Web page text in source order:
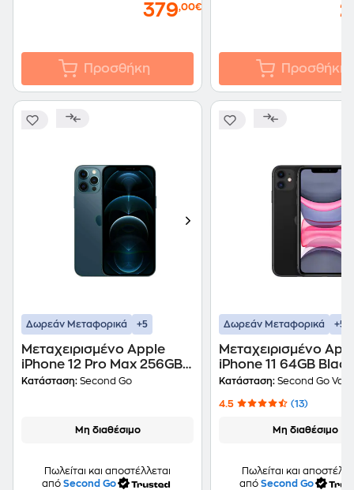
379,00€
Προσθήκη Προσθήκη
Δωρεάν Μεταφορικά +5
Μεταχειρισμένο Apple
iPhone 12 Pro Max 256GB
Pacific Blue second go
Κατάσταση: Second Go
Μη διαθέσιμο
Πωλείται και αποστέλλεται
από Second Go
Δωρεάν Μεταφορικά +5
Μεταχειρισμένο
iPhone 11 64GB Black
second go value
Κατάσταση: Second Go
4.5 (13)
Μη διαθέσιμο
Πωλείται και
από Second Go